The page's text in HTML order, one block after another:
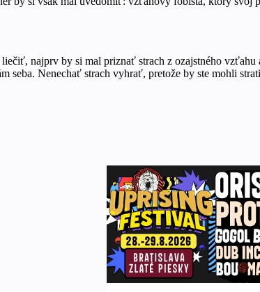
najprv by si mal priznať strach z ozajstného
seba. Nenechať strach vyhrať, pretože by ste mohli